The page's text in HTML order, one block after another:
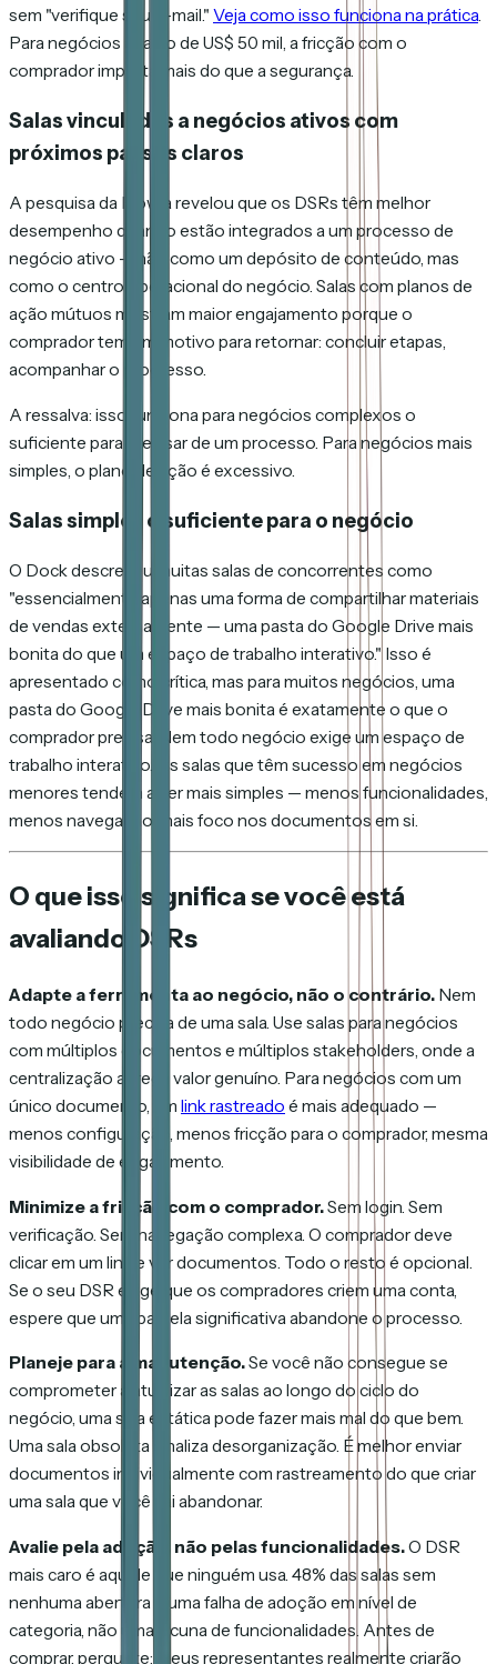
sem "verifique seu e-mail." Veja como isso funciona na prática
Para negócios abaixo de US$ 50 mil, a fricção com o
comprador importa mais do que a segurança.
Salas vinculadas a negócios ativos com
próximos passos claros
A pesquisa da Flowla revelou que os DSRs têm melhor
desempenho quando estão integrados a um processo de
negócio ativo — não como um depósito de conteúdo, mas
como o centro operacional do negócio. Salas com planos de
ação mútuos mostram maior engajamento porque o
comprador tem um motivo para retornar: concluir etapas,
acompanhar o progresso.
A ressalva: isso funciona para negócios complexos o
suficiente para precisar de um processo. Para negócios mais
simples, o plano de ação é excessivo.
Salas simples o suficiente para o negócio
O Dock descreveu muitas salas de concorrentes como
"essencialmente apenas uma forma de compartilhar materiais
de vendas externamente — uma pasta do Google Drive mais
bonita do que um espaço de trabalho interativo." Isso é
apresentado como crítica, mas para muitos negócios, uma
pasta do Google Drive mais bonita é exatamente o que o
comprador precisa. Nem todo negócio exige um espaço de
trabalho interativo. As salas que têm sucesso em negócios
menores tendem a ser mais simples — menos funcionalidades,
menos navegação, mais foco nos documentos em si.
O que isso significa se você está
avaliando DSRs
Adapte a ferramenta ao negócio, não o contrário. Nem
todo negócio precisa de uma sala. Use salas para negócios
com múltiplos documentos e múltiplos stakeholders, onde a
centralização agrega valor genuíno. Para negócios com um
único documento, um link rastreado é mais adequado —
menos configuração, menos fricção para o comprador, mesma
visibilidade de engajamento.
Minimize a fricção com o comprador.Sem login. Sem
verificação. Sem navegação complexa. O comprador deve
clicar em um link e ver documentos. Todo o resto é opcional.
Se o seu DSR exige que os compradores criem uma conta,
espere que uma parcela significativa abandone o processo.
Planeje para a manutenção.Se você não consegue se
comprometer a atualizar as salas ao longo do ciclo do
negócio, uma sala estática pode fazer mais mal do que bem.
Uma sala obsoleta sinaliza desorganização. É melhor enviar
documentos individualmente com rastreamento do que criar
uma sala que você vai abandonar.
Avalie pela adoção, não pelas funcionalidades.O DSR
mais caro é aquele que ninguém usa. 48% das salas sem
nenhuma abertura é uma falha de adoção em nível de
categoria, não uma lacuna de funcionalidades. Antes de
comprar, pergunte: meus representantes realmente criarão